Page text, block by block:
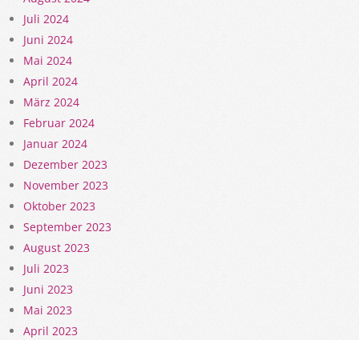
Juli 2024
Juni 2024
Mai 2024
April 2024
März 2024
Februar 2024
Januar 2024
Dezember 2023
November 2023
Oktober 2023
September 2023
August 2023
Juli 2023
Juni 2023
Mai 2023
April 2023